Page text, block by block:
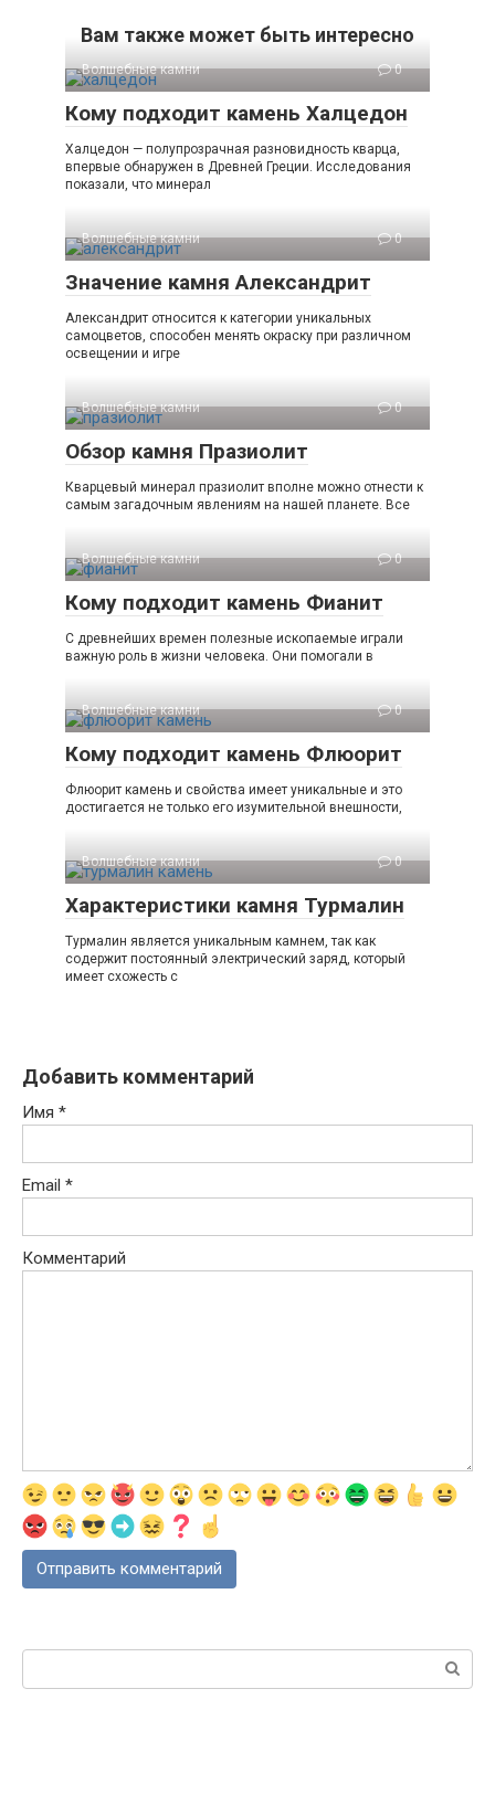
Вам также может быть интересно
Волшебные камни 0
Кому подходит камень Халцедон
Халцедон — полупрозрачная разновидность кварца,
впервые обнаружен в Древней Греции. Исследования
показали, что минерал
Волшебные камни 0
Значение камня Александрит
Александрит относится к категории уникальных
самоцветов, способен менять окраску при различном
освещении и игре
Волшебные камни 0
Обзор камня Празиолит
Кварцевый минерал празиолит вполне можно отнести к
самым загадочным явлениям на нашей планете. Все
Волшебные камни 0
Кому подходит камень Фианит
С древнейших времен полезные ископаемые играли
важную роль в жизни человека. Они помогали в
Волшебные камни 0
Кому подходит камень Флюорит
Флюорит камень и свойства имеет уникальные и это
достигается не только его изумительной внешности,
Волшебные камни 0
Характеристики камня Турмалин
Турмалин является уникальным камнем, так как
содержит постоянный электрический заряд, который
имеет схожесть с
Добавить комментарий
Имя *
Email *
Комментарий